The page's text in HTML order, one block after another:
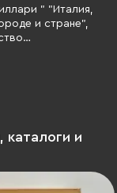
" "Италия,
и стране",
каталоги и